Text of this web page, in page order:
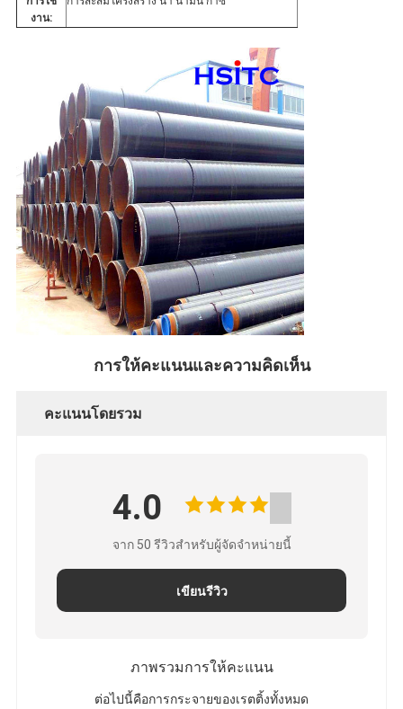
งาน:
การให้คะแนนและความคิดเห็น
คะแนนโดยรวม
4.0
จาก 50 รีวิวสําหรับผู้จัดจําหน่ายนี้
เขียนรีวิว
ภาพรวมการให้คะแนน
ต่อไปนี้คือการกระจายของเรตติ้งทั้งหมด